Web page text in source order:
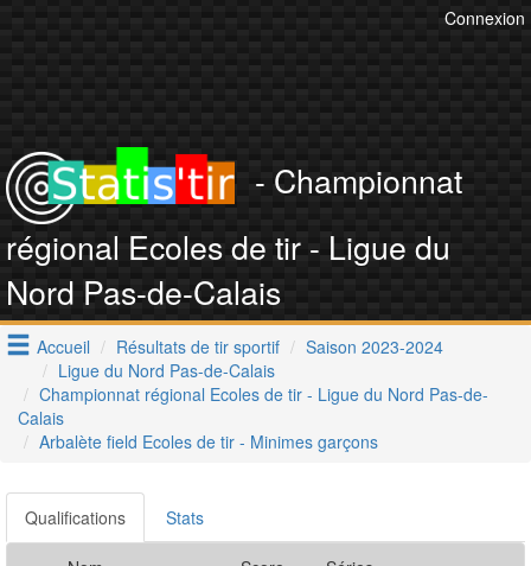
Connexion
- Championnat
régional Ecoles de tir - Ligue du
Nord Pas-de-Calais
Accueil Résultats de tir sportif
Saison 2023-2024
Ligue du Nord Pas-de-Calais
Championnat régional Ecoles de tir - Ligue du Nord Pas-de-
Calais
Arbalète field Ecoles de tir - Minimes garçons
Qualifications Stats